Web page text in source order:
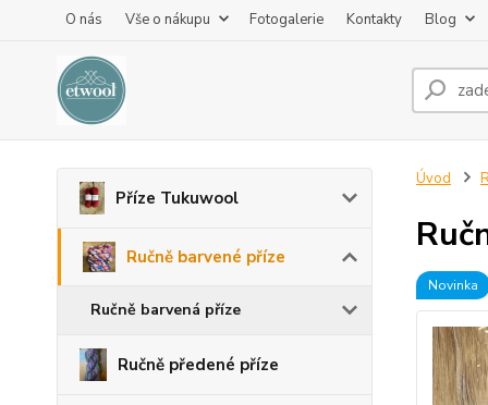
O nás Vše o nákupu Fotogalerie Kontakty Blog
Příze Tukuwool
Ručně barvené příze
Ručně barvená příze
Ručně předené příze
Úvod
Novinka